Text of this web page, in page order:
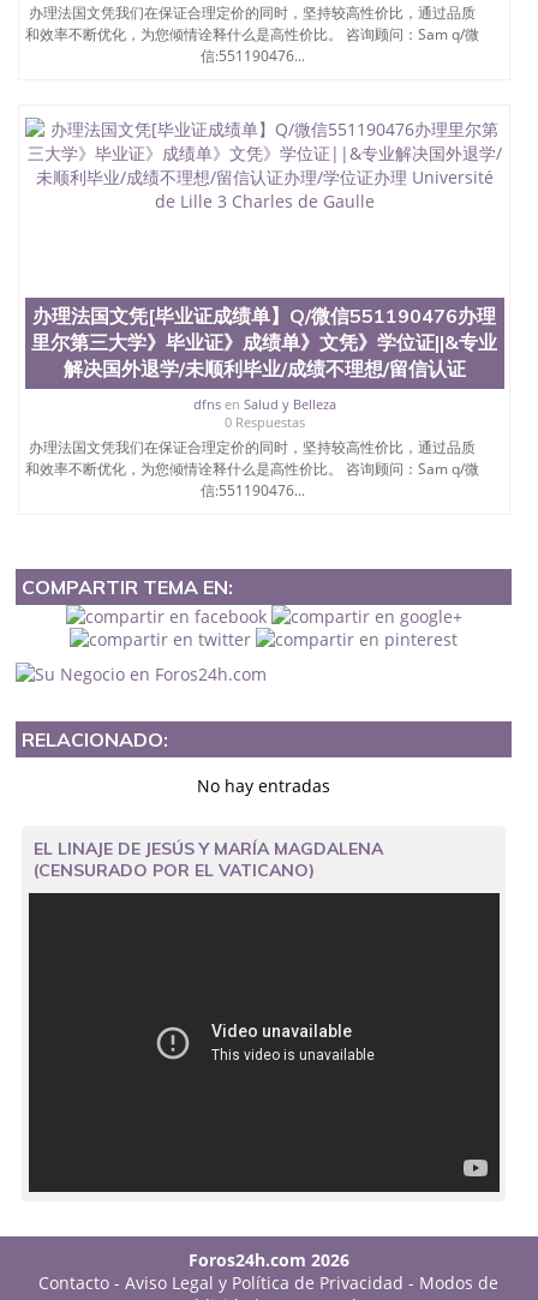
办理法国文凭我们在保证合理定价的同时，坚持较高性价比，通过品质
和效率不断优化，为您倾情诠释什么是高性价比。 咨询顾问：Sam q/微
信:551190476...
办理法国文凭[毕业证成绩单】Q/微信551190476办理
里尔第三大学》毕业证》成绩单》文凭》学位证||&专业
解决国外退学/未顺利毕业/成绩不理想/留信认证
dfnsen Salud y Belleza
0 Respuestas
办理法国文凭我们在保证合理定价的同时，坚持较高性价比，通过品质
和效率不断优化，为您倾情诠释什么是高性价比。 咨询顾问：Sam q/微
信:551190476...
COMPARTIR TEMA EN:
RELACIONADO:
No hay entradas
EL LINAJE DE JESÚS Y MARÍA MAGDALENA
(CENSURADO POR EL VATICANO)
Foros24h.com 2026
Contacto -Aviso Legal y Política de Privacidad - Modos de